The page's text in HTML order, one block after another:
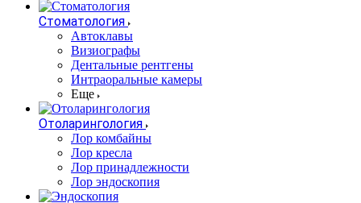
Стоматология
Автоклавы
Визиографы
Дентальные рентгены
Интраоральные камеры
Еще
Отоларингология
Лор комбайны
Лор кресла
Лор принадлежности
Лор эндоскопия